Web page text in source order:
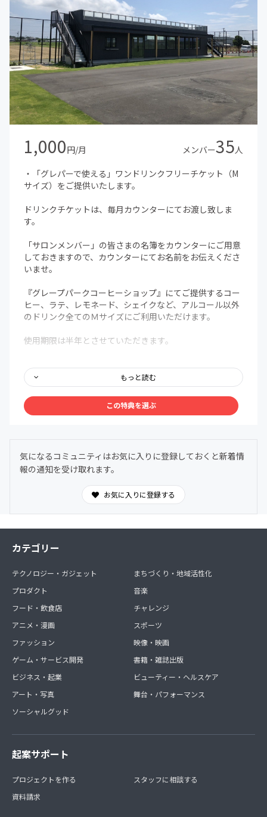
1,000円/月 メンバー35人
・「グレパーで使える」ワンドリンクフリーチケット（M
サイズ）をご提供いたします。
ドリンクチケットは、毎月カウンターにてお渡し致しま
す。
「サロンメンバー」の皆さまの名簿をカウンターにご用意
しておきますので、カウンターにてお名前をお伝えくださ
いませ。
『グレープパークコーヒーショップ』にてご提供するコー
ヒー、ラテ、レモネード、シェイクなど、アルコール以外
のドリンク全てのＭサイズにご利用いただけます。
使用期限は半年とさせていただきます。
り、半年以内であれば、また別の機会にご利用いただけま
す。
・グレパーのオーナーや管理人の日々の出来事、グレパー
・トークショーや音楽ライブなど開催する際は、サロンメ
ンバーさんにまず情報を共有させていただきます。こちら
もまた、限定アクティビティにて共有致します。
もっと読む
この特典を選ぶ
気になるコミュニティはお気に入りに登録しておくと新着情
報の通知を受け取れます。
お気に入りに登録する
カテゴリー
テクノロジー・ガジェット
プロダクト
フード・飲食店
アニメ・漫画
ファッション
ゲーム・サービス開発
ビジネス・起業
アート・写真
ソーシャルグッド
まちづくり・地域活性化
音楽
チャレンジ
スポーツ
映像・映画
書籍・雑誌出版
ビューティー・ヘルスケア
舞台・パフォーマンス
起案サポート
プロジェクトを作る
資料請求
スタッフに相談する